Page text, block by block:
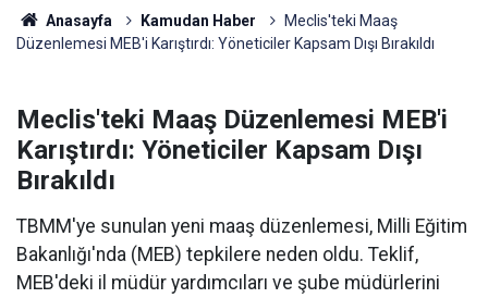
Anasayfa Kamudan Haber
Meclis'teki Maaş
Düzenlemesi MEB'i Karıştırdı: Yöneticiler Kapsam Dışı Bırakıldı
Meclis'teki Maaş Düzenlemesi MEB'i
Karıştırdı: Yöneticiler Kapsam Dışı
Bırakıldı
TBMM'ye sunulan yeni maaş düzenlemesi, Milli Eğitim
Bakanlığı'nda (MEB) tepkilere neden oldu. Teklif,
MEB'deki il müdür yardımcıları ve şube müdürlerini